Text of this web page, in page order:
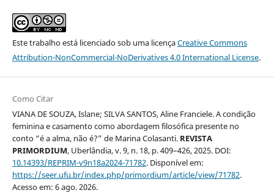
Este trabalho está licenciado sob uma licençaCreative Commons
Attribution-NonCommercial-NoDerivatives 4.0 International License.
Como Citar
VIANA DE SOUZA, Islane; SILVA SANTOS, Aline Franciele. A condição
feminina e casamento como abordagem filosófica presente no
conto “é a alma, não é?” de Marina Colasanti. REVISTA
PRIMORDIUM, Uberlândia, v. 9, n. 18, p. 409–426, 2025. DOI:
10.14393/REPRIM-v9n18a2024-71782. Disponível em:
https://seer.ufu.br/index.php/primordium/article/view/71782.
Acesso em: 6 ago. 2026.